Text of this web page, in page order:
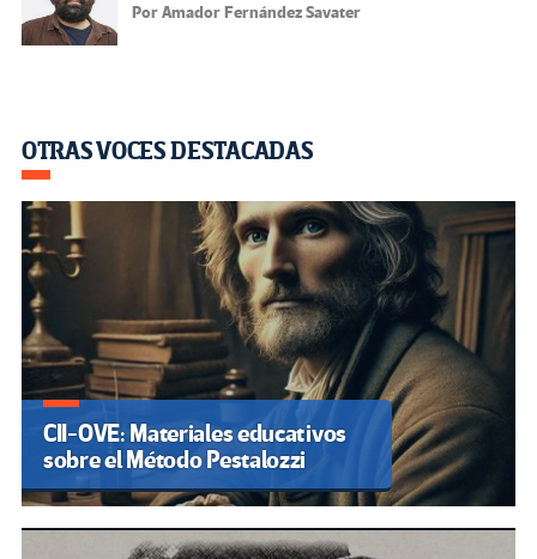
Por Amador Fernández Savater
OTRAS VOCES DESTACADAS
CII-OVE: Materiales educativos
sobre el Método Pestalozzi